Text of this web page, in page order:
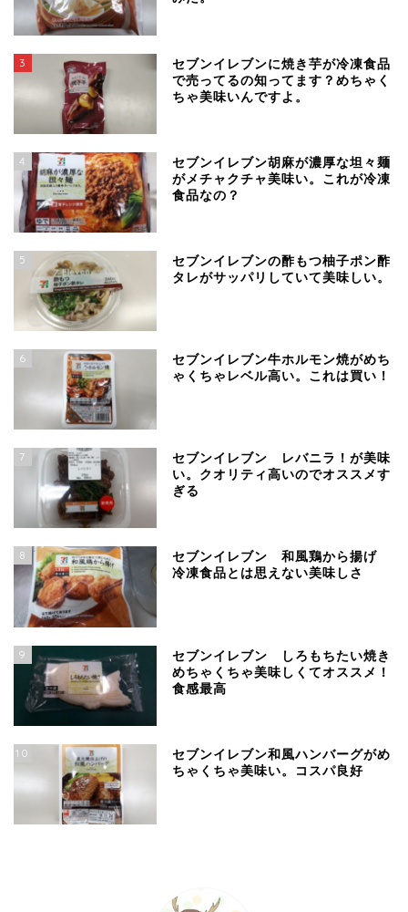
3
セブンイレブンに焼き芋が冷凍食品
で売ってるの知ってます？めちゃく
ちゃ美味いんですよ。
4
セブンイレブン胡麻が濃厚な坦々麺
がメチャクチャ美味い。これが冷凍
食品なの？
5
セブンイレブンの酢もつ柚子ポン酢
タレがサッパリしていて美味しい。
6
セブンイレブン牛ホルモン焼がめち
ゃくちゃレベル高い。これは買い！
7
セブンイレブン レバニラ！が美味
い。クオリティ高いのでオススメす
ぎる
8
セブンイレブン 和風鶏から揚げ
冷凍食品とは思えない美味しさ
9
セブンイレブン しろもちたい焼き
めちゃくちゃ美味しくてオススメ！
食感最高
10
セブンイレブン和風ハンバーグがめ
ちゃくちゃ美味い。コスパ良好